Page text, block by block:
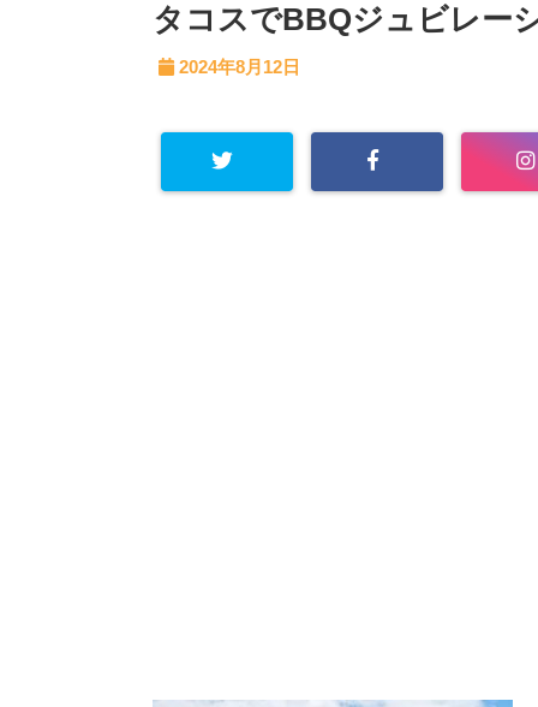
タコスでBBQジュビレー
2024年8月12日